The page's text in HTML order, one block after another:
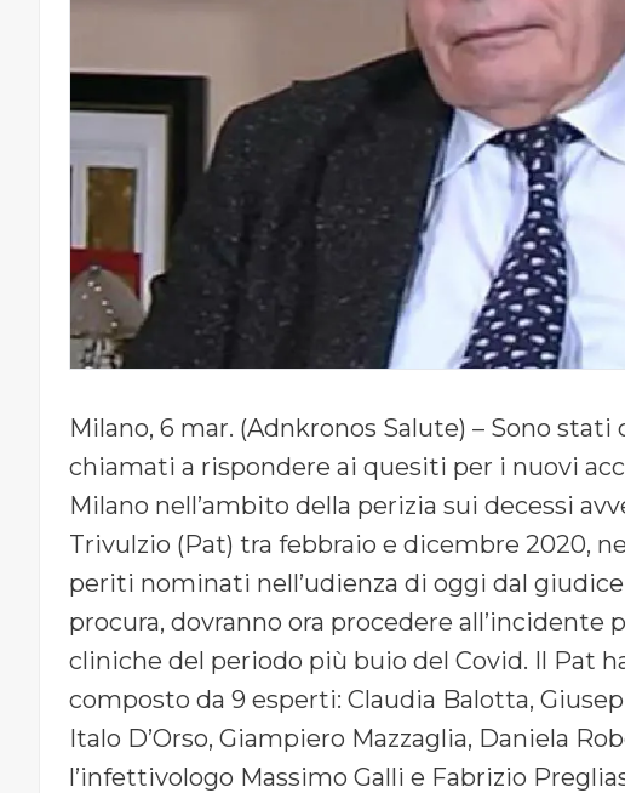
Milano, 6 mar. (Adnkronos Salute) – Sono
chiamati a rispondere ai quesiti per i nuovi
Milano nell’ambito della perizia sui decessi
Trivulzio (Pat) tra febbraio e dicembre 2020,
periti nominati nell’udienza di oggi dal
procura, dovranno ora procedere all’incidente
cliniche del periodo più buio del Covid. Il Pat
composto da 9 esperti: Claudia Balotta,
Italo D’Orso, Giampiero Mazzaglia, Daniela
l’infettivologo Massimo Galli e Fabrizio